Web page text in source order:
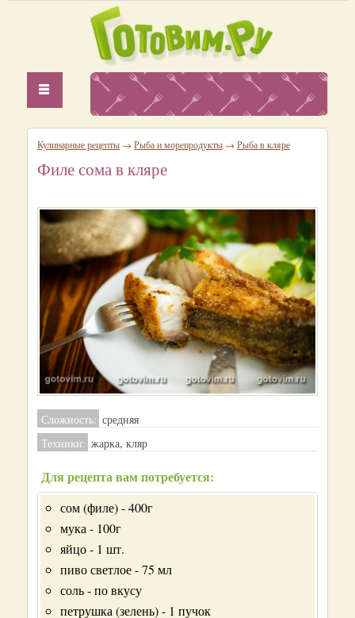
Кулинарные рецепты → Рыба и морепродукты → Рыба в кляре
Филе сома в кляре
Сложность: средняя
Техники: жарка, кляр
Для рецепта вам потребуется:
сом (филе) - 400г
мука - 100г
яйцо - 1 шт.
пиво светлое - 75 мл
соль - по вкусу
петрушка (зелень) - 1 пучок